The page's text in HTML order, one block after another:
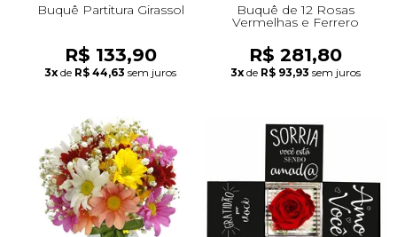
Buquê Partitura Girassol
R$ 133,90
3x de R$ 44,63 sem juros
Buquê de 12 Rosas
Vermelhas e Ferrero
R$ 281,80
3x de R$ 93,93 sem juros